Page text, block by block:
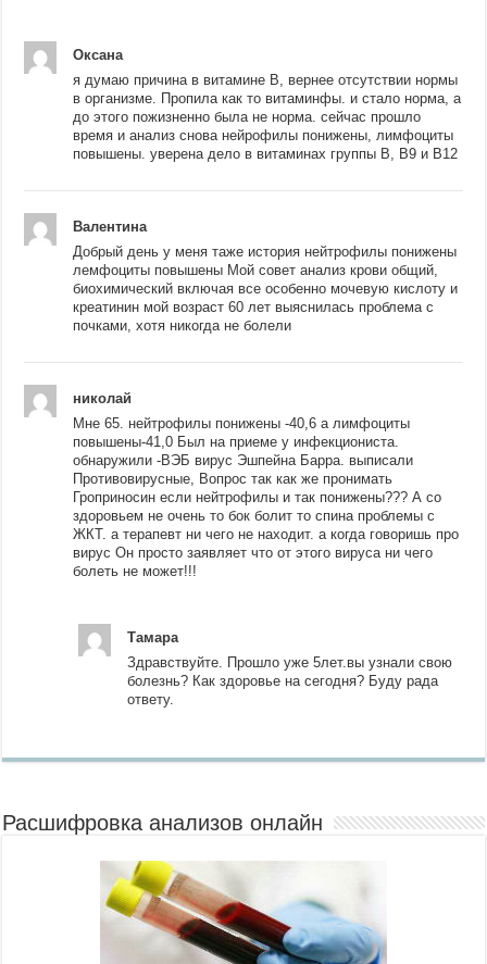
Оксана
я думаю причина в витамине В, вернее отсутствии нормы
в организме. Пропила как то витаминфы. и стало норма, а
до этого пожизненно была не норма. сейчас прошло
время и анализ снова нейрофилы понижены, лимфоциты
повышены. уверена дело в витаминах группы В, В9 и В12
Валентина
Добрый день у меня таже история нейтрофилы понижены
лемфоциты повышены Мой совет анализ крови общий,
биохимический включая все особенно мочевую кислоту и
креатинин мой возраст 60 лет выяснилась проблема с
почками, хотя никогда не болели
николай
Мне 65. нейтрофилы понижены -40,6 а лимфоциты
повышены-41,0 Был на приеме у инфекциониста.
обнаружили -ВЭБ вирус Эшпейна Барра. выписали
Противовирусные, Вопрос так как же пронимать
Гроприносин если нейтрофилы и так понижены??? А со
здоровьем не очень то бок болит то спина проблемы с
ЖКТ. а терапевт ни чего не находит. а когда говоришь про
вирус Он просто заявляет что от этого вируса ни чего
болеть не может!!!
Тамара
Здравствуйте. Прошло уже 5лет.вы узнали свою
болезнь? Как здоровье на сегодня? Буду рада
ответу.
Расшифровка анализов онлайн